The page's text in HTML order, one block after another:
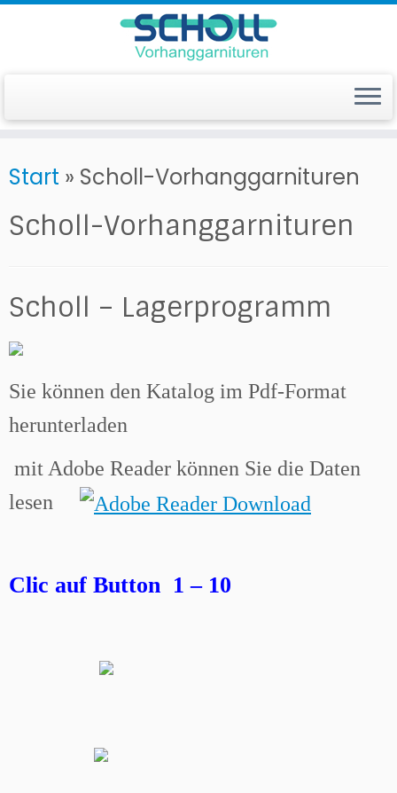
Inhalt
springen
Start » Scholl-Vorhanggarnituren
Scholl-Vorhanggarnituren
Scholl – Lagerprogramm
Sie können den Katalog im Pdf-Format
herunterladen
mit Adobe Reader können Sie die Daten
lesen
Clic auf Button 1 – 10